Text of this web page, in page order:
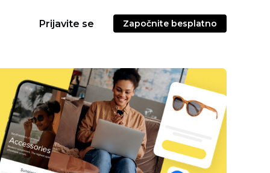
Prijavite se Započnite besplatno